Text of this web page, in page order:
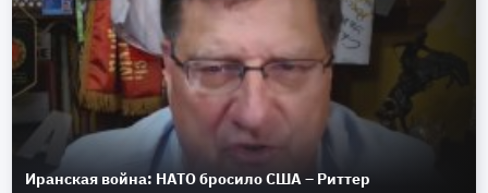
Иранская война: НАТО бросило США – Риттер